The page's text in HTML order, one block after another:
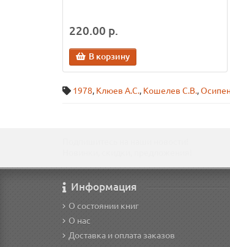
220.00 р.
В корзину
1978, Клюев А.С., Кошелев С.В.,
Информация
О состоянии книг
О нас
Доставка и оплата заказов